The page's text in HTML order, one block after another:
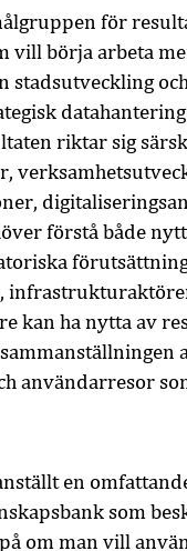
för
vill börja arbeta
stadsutveckling
riktar sig
förstå både
kan ha nytta av
användarresor
en
som
om man vill